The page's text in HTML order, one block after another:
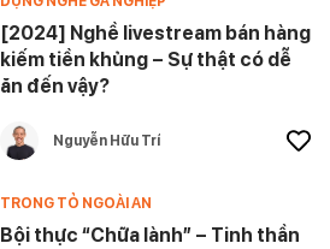
[2024] Nghề livestream bán hàng
kiếm tiền khủng – Sự thật có dễ
ăn đến vậy?
Nguyễn Hữu Trí
TRONG TỎ NGOÀI AN
Bội thực “Chữa lành” – Tinh thần